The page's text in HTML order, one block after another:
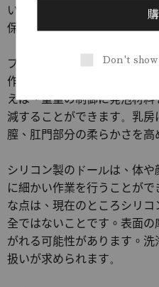
いため、シリコン製の
ドール
保持することができます。
プラチナシリコンは常温で成
作工程ではより高度な技術を
えば、重量の制御に発泡材
減することができます。 乳房
膣、肛門部分の柔らかさを高
シリコン製の ドールは、体や
に細かい作業を行うことが
な点は、現在のところシリ
全ではないことです。表面の
がれる可能性があります。
扱いが求められます。
Don't show